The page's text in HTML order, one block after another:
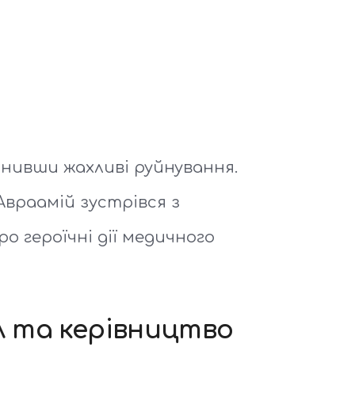
жахливі руйнування.
зустрівся з
дії медичного
та керівництво